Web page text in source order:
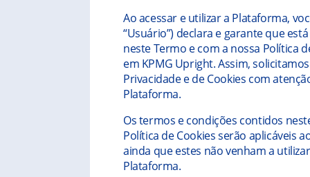
Ao acessar e utilizar a Plataforma,
“Usuário”) declara e garante que
neste Termo e com a nossa Política
em KPMG Upright. Assim,
Privacidade e de Cookies com
Plataforma.
Os termos e condições contidos
Política de Cookies serão aplicáveis
ainda que estes não venham a
Plataforma.